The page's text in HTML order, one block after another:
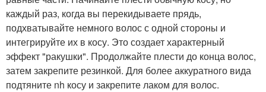
каждый раз, когда вы перекидываете прядь,
подхватывайте немного волос с одной стороны и
интегрируйте их в косу. Это создает характерный
эффект "ракушки". Продолжайте плести до конца волос,
затем закрепите резинкой. Для более аккуратного вида
подтяните nh косу и закрепите лаком для волос.